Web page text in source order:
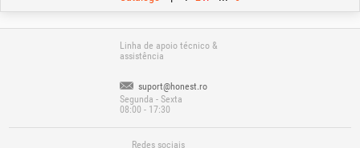
Linha de apoio técnico &
assistência
suport@honest.ro
Segunda - Sexta
08:00 - 17:30
Redes sociais